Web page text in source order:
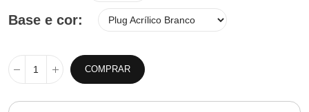
Base e cor
COMPRAR